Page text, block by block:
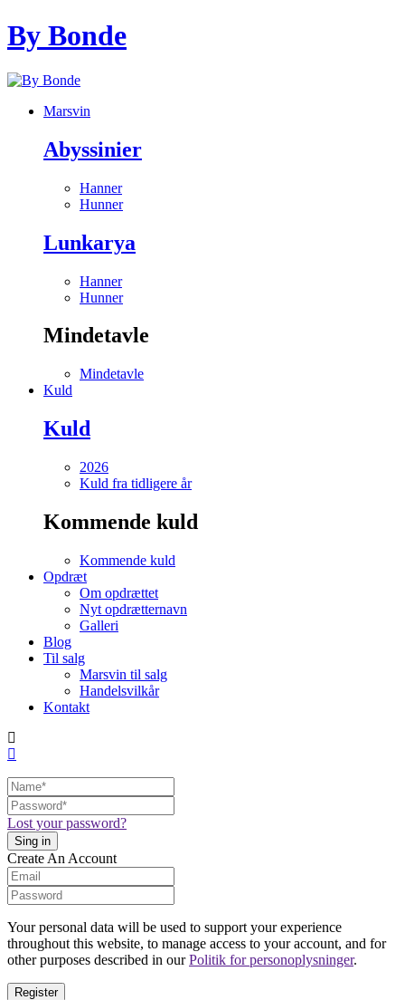
By Bonde
Marsvin
Abyssinier
Hanner
Hunner
Lunkarya
Hanner
Hunner
Mindetavle
Mindetavle
Kuld
Kuld
2026
Kuld fra tidligere år
Kommende kuld
Kommende kuld
Opdræt
Om opdrættet
Nyt opdrætternavn
Galleri
Blog
Til salg
Marsvin til salg
Handelsvilkår
Kontakt
Lost your password?
Create An Account
Your personal data will be used to support your experience
throughout this website, to manage access to your account, and for
other purposes described in ourPolitik for personoplysninger.